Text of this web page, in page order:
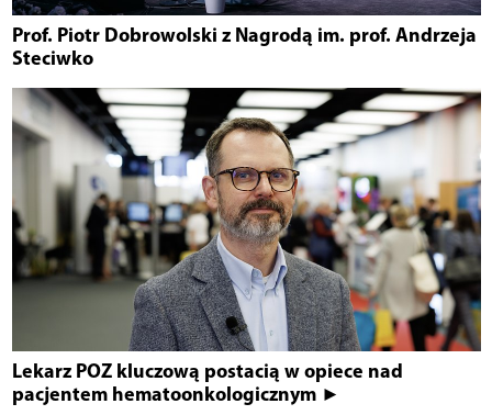
Prof. Piotr Dobrowolski z Nagrodą im. prof. Andrzeja
Steciwko
Lekarz POZ kluczową postacią w opiece nad
pacjentem hematoonkologicznym ►